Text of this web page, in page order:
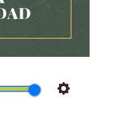
Settings